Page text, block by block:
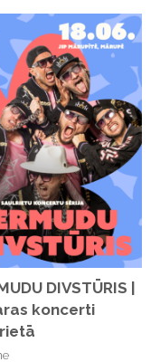
DIVSTŪRIS |
koncerti